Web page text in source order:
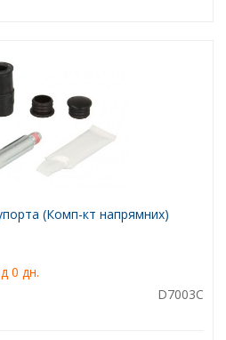
(Комп-кт напрямних)
0 дн.
D7003C